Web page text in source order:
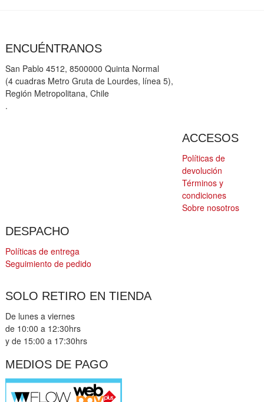
ENCUÉNTRANOS
San Pablo 4512, 8500000 Quinta Normal
(4 cuadras Metro Gruta de Lourdes, línea 5),
Región Metropolitana, Chile
.
ACCESOS
Políticas de
devolución
Términos y
condiciones
Sobre nosotros
DESPACHO
Políticas de entrega
Seguimiento de pedido
SOLO RETIRO EN TIENDA
De lunes a viernes
de 10:00 a 12:30hrs
y de 15:00 a 17:30hrs
MEDIOS DE PAGO